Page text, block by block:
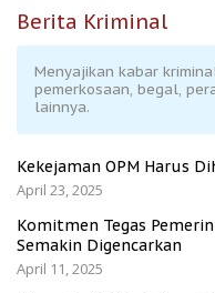
Berita Kriminal
Menyajikan kabar
pemerkosaan, begal,
lainnya.
Kekejaman OPM Harus
April 23, 2025
Komitmen Tegas
Semakin Digencarkan
April 11, 2025